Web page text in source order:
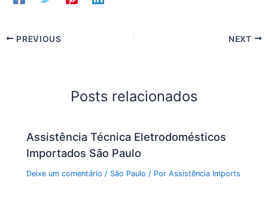
PREVIOUS NEXT
Posts relacionados
Assistência Técnica Eletrodomésticos
Importados São Paulo
Deixe um comentário / São Paulo / PorAssistência Imports